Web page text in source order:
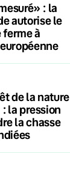
: la
autorise le
à
de la nature
la pression
la chasse